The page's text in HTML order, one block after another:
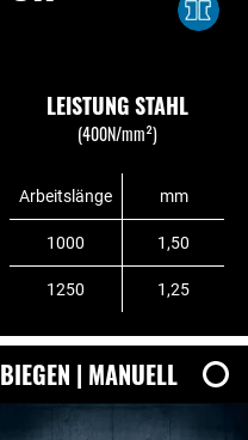
LEISTUNG STAHL
(400N/mm²)
Arbeitslänge mm
1000 1,50
1250 1,25
BIEGEN | MANUELL